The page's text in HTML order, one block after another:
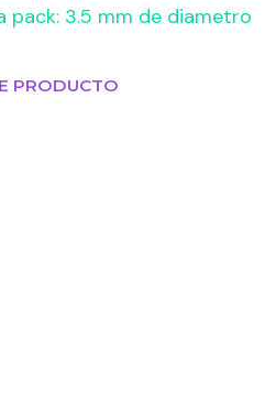
pack: 3.5 mm de diametro
PRODUCTO